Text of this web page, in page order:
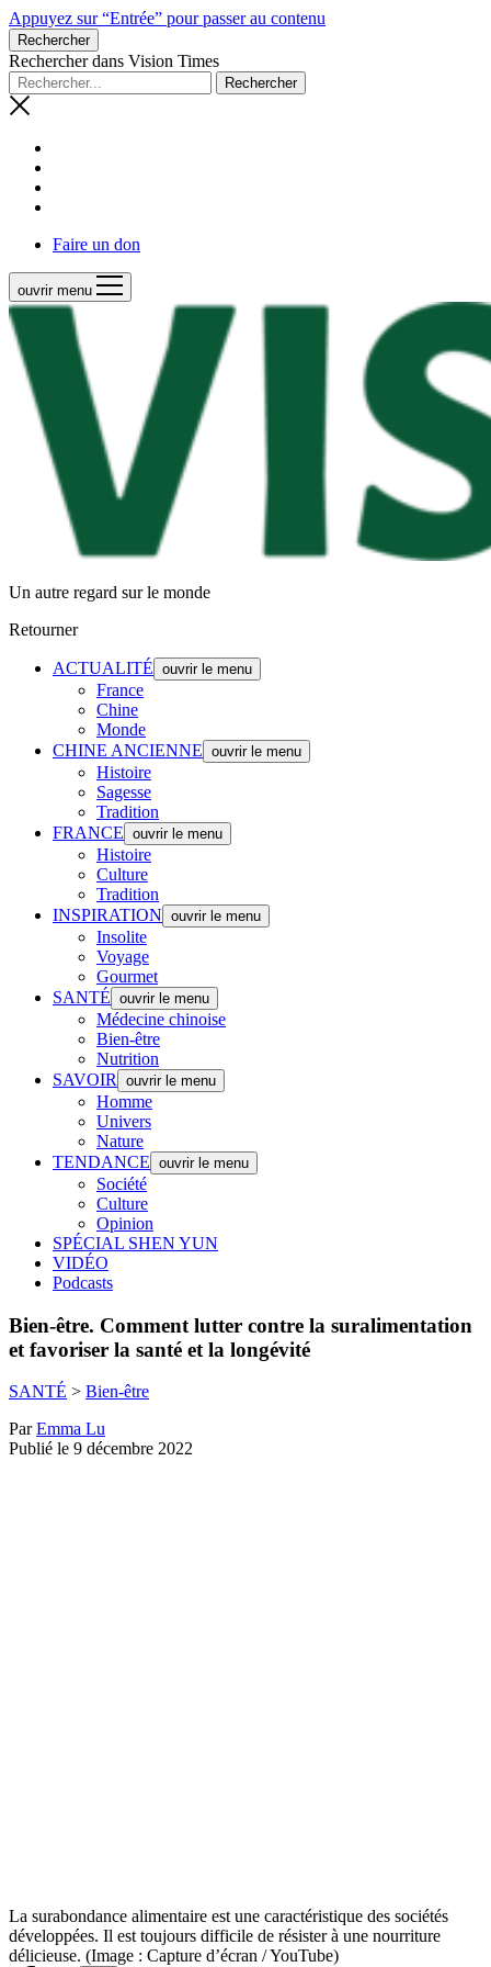
Appuyez sur “Entrée” pour passer au contenu
Rechercher
Rechercher dans Vision Times
Faire un don
ouvrir menu
Un autre regard sur le monde
Retourner
ACTUALITÉ ouvrir le menu
France
Chine
Monde
CHINE ANCIENNE ouvrir le menu
Histoire
Sagesse
Tradition
FRANCE ouvrir le menu
Histoire
Culture
Tradition
INSPIRATION ouvrir le menu
Insolite
Voyage
Gourmet
SANTÉ ouvrir le menu
Médecine chinoise
Bien-être
Nutrition
SAVOIR
ouvrir le menu
Homme
Univers
Nature
TENDANCE ouvrir le menu
Société
Culture
Opinion
SPÉCIAL SHEN YUN
VIDÉO
Podcasts
Bien-être. Comment lutter contre la suralimentation
et favoriser la santé et la longévité
SANTÉ > Bien-être
ParEmma Lu
Publié le 9 décembre 2022
La surabondance alimentaire est une caractéristique des sociétés
développées. Il est toujours difficile de résister à une nourriture
délicieuse. (Image : Capture d’écran / YouTube)